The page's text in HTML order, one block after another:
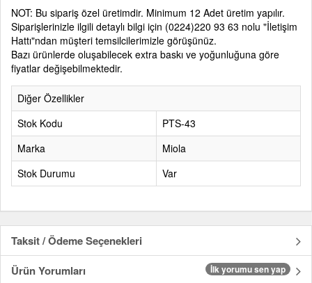
NOT: Bu sipariş özel üretimdir. Minimum 12 Adet üretim yapılır.
Siparişlerinizle ilgili detaylı bilgi için (0224)220 93 63 nolu "İletişim
Hattı"ndan müşteri temsilcilerimizle görüşünüz.
Bazı ürünlerde oluşabilecek extra baskı ve yoğunluğuna göre
fiyatlar değişebilmektedir.
Diğer Özellikler
Stok Kodu
PTS-43
Marka
Miola
Stok Durumu
Var
Taksit / Ödeme Seçenekleri
Ürün Yorumları
İlk yorumu sen yap